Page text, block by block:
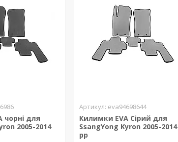
чорні для
2005-2014
eva94698644
Килимки EVA Сірий для
SsangYong Kyron 2005-2014
рр